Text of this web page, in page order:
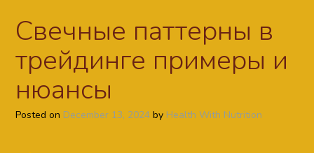
Свечные паттерны в
трейдинге примеры и
нюансы
Posted on December 13, 2024 by Health With Nutrition